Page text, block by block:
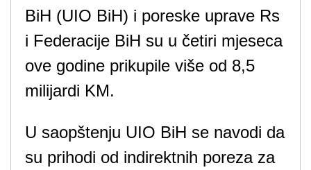
BiH (UIO BiH) i poreske uprave Rs
i Federacije BiH su u četiri mjeseca
ove godine prikupile više od 8,5
milijardi KM.
U saopštenju UIO BiH se navodi da
su prihodi od indirektnih poreza za